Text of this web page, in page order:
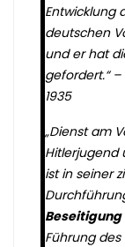
Entwicklung
deutschen
und er hat
gefordert.“ –
1935
„Dienst am
Hitlerjugend
ist in seiner
Führung